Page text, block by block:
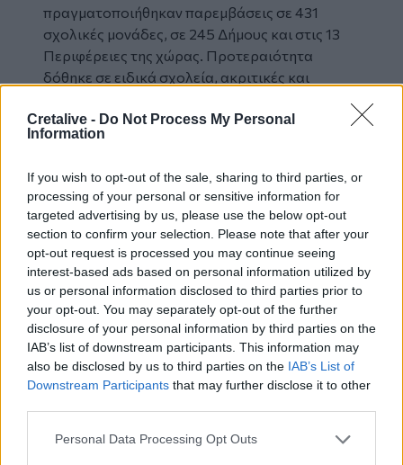
Cretalive - Do Not Process My Personal
Information
If you wish to opt-out of the sale, sharing to third parties, or
processing of your personal or sensitive information for
targeted advertising by us, please use the below opt-out
section to confirm your selection. Please note that after your
opt-out request is processed you may continue seeing
interest-based ads based on personal information utilized by
us or personal information disclosed to third parties prior to
your opt-out. You may separately opt-out of the further
disclosure of your personal information by third parties on the
IAB’s list of downstream participants. This information may
also be disclosed by us to third parties on the IAB’s List of
Downstream Participants that may further disclose it to other
Personal Data Processing Opt Outs
πραγματοποιήθηκαν παρεμβάσεις σε 431
σχολικές μονάδες, σε 245 Δήμους και στις 13
Περιφέρειες της χώρας. Προτεραιότητα
δόθηκε σε ειδικά σχολεία, ακριτικές και
επλήγησαν από φυσικές καταστροφές.
Στοχευμένες δράσεις, με ορίζοντα υλοποίησης
το πρόγραμμα του Κοινωνικού Κλιματικού
Ταμείου, από τις οποίες αναμένεται να
ωφεληθούν, άμεσα, περισσότερα από 100.000
άτομα με αναπηρία και οι οικογένειές τους.
Συνολικά προβλέπονται 12 δράσεις με έμφαση
στην αναπηρία, συνολικού προϋπολογισμού
1,47 δισ. ευρώ και κύρια πεδία παρεμβάσεων:
τις προσβάσιμες μεταφορές, την κινητικότητα
και την αυτονομία, την κοινωνική στέγαση και
τη συμπεριληπτική εκπαίδευση.
1. Νέα ενίσχυση του στόλου αστικών